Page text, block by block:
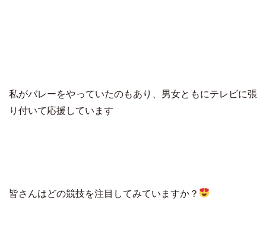
私がバレーをやっていたのもあり、男女ともにテレビに張
り付いて応援しています
皆さんはどの競技を注目してみていますか？